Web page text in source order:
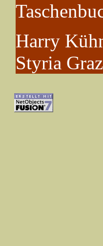
Harry
Styria